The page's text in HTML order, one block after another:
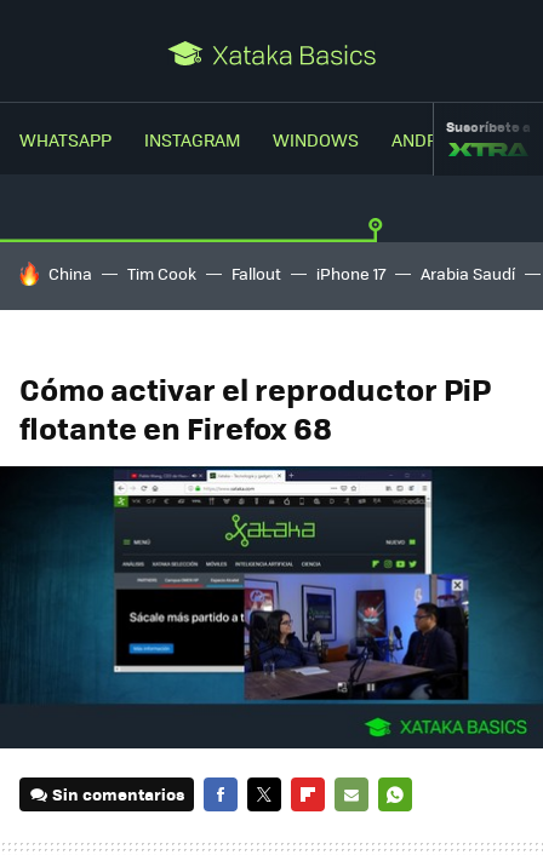
WHATSAPP INSTAGRAM WINDOWS ANDROIDSuscríbete a
HOY SE HABLA DE
China Tim Cook Fallout iPhone 17 Arabia Saudí
Cómo activar el reproductor PiP
flotante en Firefox 68
Sin comentarios